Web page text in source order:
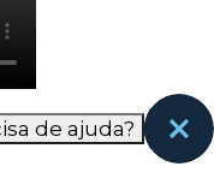
com o site. Esses
sobre
taxa de
de ajuda?